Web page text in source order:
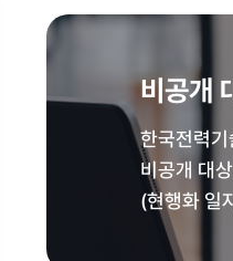
비공개
한국전력
비공개 대
(현행화